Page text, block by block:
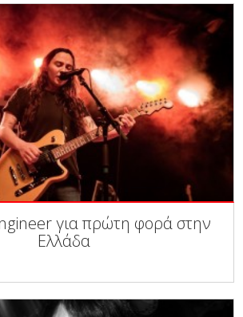
για πρώτη φορά στην
Ελλάδα